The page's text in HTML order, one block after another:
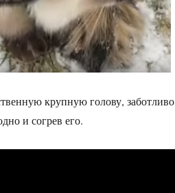
крупную голову, заботливо
и согрев его.